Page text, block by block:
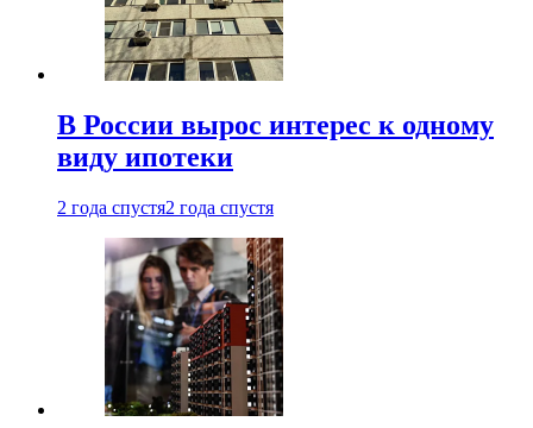
В России вырос интерес к одному
виду ипотеки
2 года спустя2 года спустя